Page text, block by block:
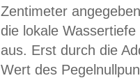
Zentimeter
die lokale
aus. Erst durch die
Wert des